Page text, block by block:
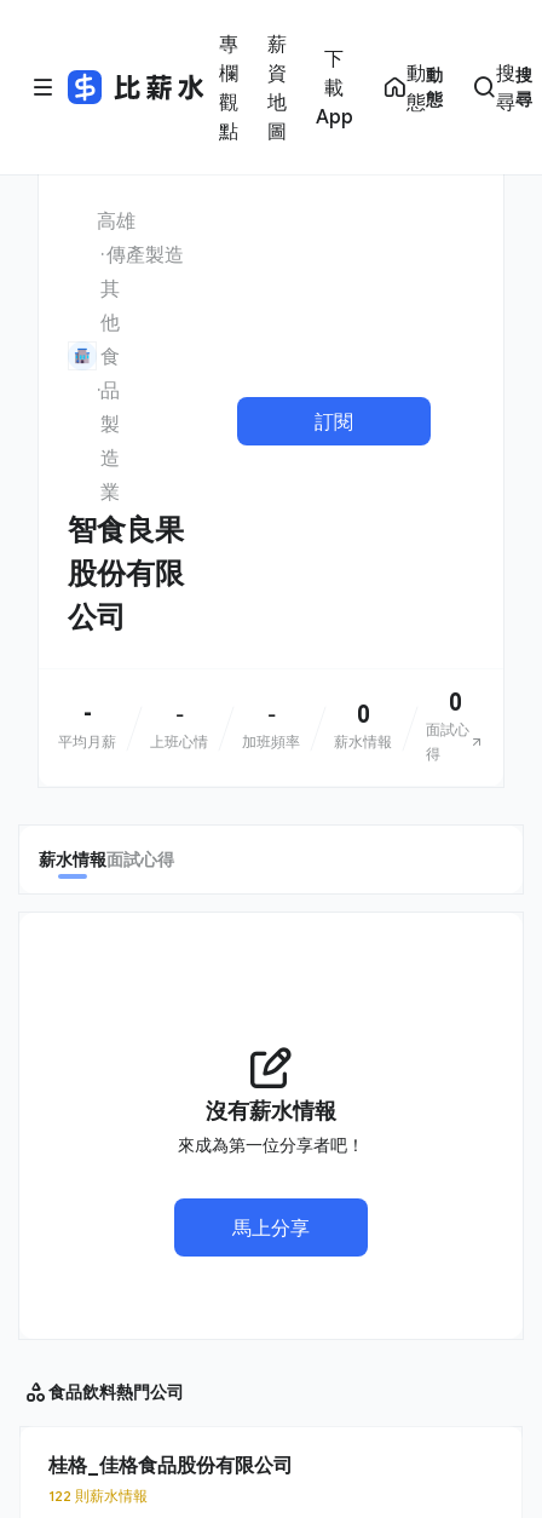
專
欄
觀
點
薪
資
地
圖
下
載
App
動
態
動
態
搜
尋
搜
尋
高雄
傳產製造
其
他
食
品
製
造
業
智食良果
股份有限
公司
訂閱
-
平均月薪
-
上班心情
-
加班頻率
0
薪水情報
0
面試心
得
薪水情報面試心得
沒有薪水情報
來成為第一位分享者吧！
馬上分享
食品飲料熱門公司
桂格_佳格食品股份有限公司
122 則薪水情報